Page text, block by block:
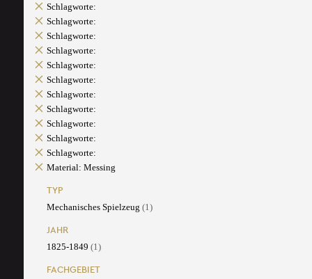
Schlagworte:
Schlagworte:
Schlagworte:
Schlagworte:
Schlagworte:
Schlagworte:
Schlagworte:
Schlagworte:
Schlagworte:
Schlagworte:
Schlagworte:
Material: Messing
TYP
Mechanisches Spielzeug (1)
JAHR
1825-1849 (1)
FACHGEBIET